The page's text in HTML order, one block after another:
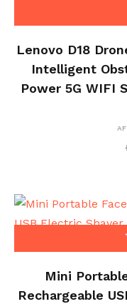
Lenovo D18
Intelligent
Power 5G WIFI
Mini
Rechargeable